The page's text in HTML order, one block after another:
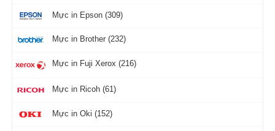
Mực in Epson (309)
Mực in Brother (232)
Mực in Fuji Xerox (216)
Mực in Ricoh (61)
Mực in Oki (152)